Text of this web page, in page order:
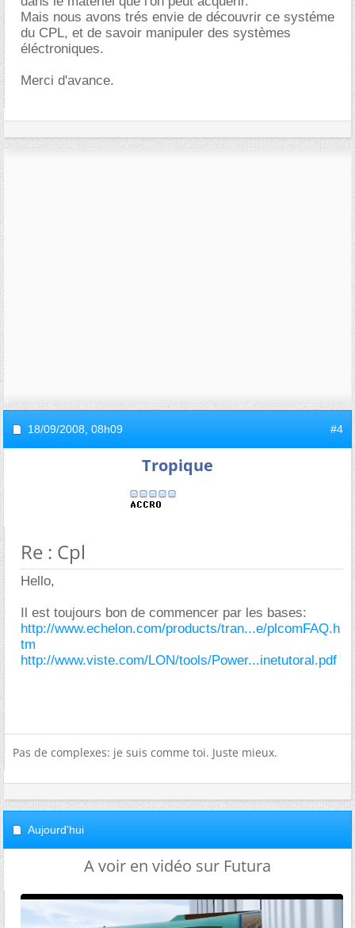
Mais nous avons trés envie de découvrir ce systéme
du CPL, et de savoir manipuler des systèmes
éléctroniques.
Merci d'avance.
18/09/2008, 08h09 #4
Tropique
Re : Cpl
Hello,
Il est toujours bon de commencer par les bases:
http://www.echelon.com/products/tran...e/plcomFAQ.h
tm
http://www.viste.com/LON/tools/Power...inetutoral.pdf
Pas de complexes: je suis comme toi. Juste mieux.
Aujourd'hui
A voir en vidéo sur Futura